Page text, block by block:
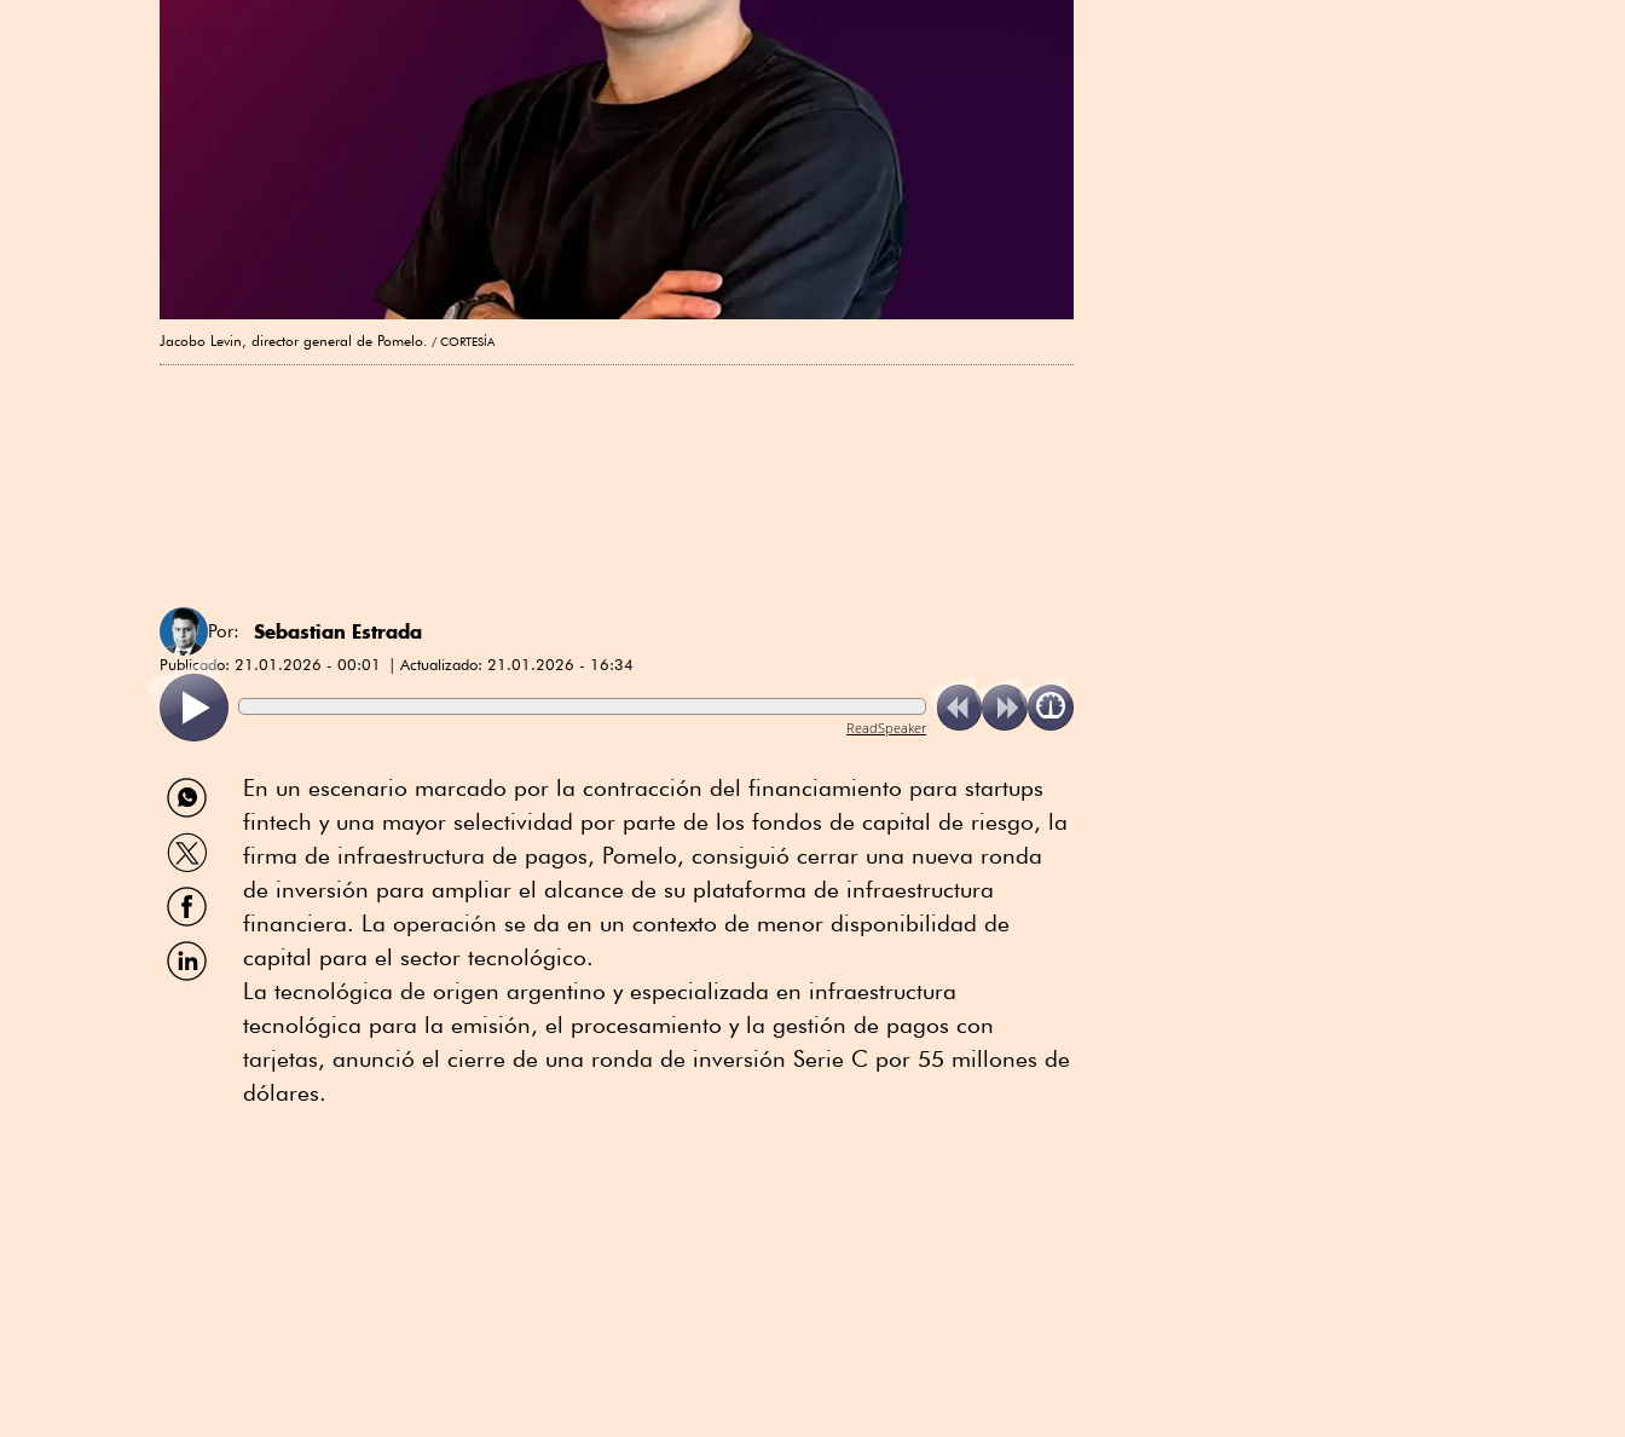
Jacobo Levin, director general de Pomelo. CORTESÍA
Por: Sebastian Estrada
Publicado: 21.01.2026 - 00:01 Actualizado: 21.01.2026 - 16:34
ReadSpeaker
Compartir
por
WhatsApp
Compartir
por
Twitter
Compartir
por
Facebook
Compartir
por
En un escenario marcado por la contracción del financiamiento para startups
fintech y una mayor selectividad por parte de los fondos de capital de riesgo, la
firma de infraestructura de pagos, Pomelo, consiguió cerrar una nueva ronda
de inversión para ampliar el alcance de su plataforma de infraestructura
financiera. La operación se da en un contexto de menor disponibilidad de
capital para el sector tecnológico.
La tecnológica de origen argentino y especializada en infraestructura
tecnológica para la emisión, el procesamiento y la gestión de pagos con
tarjetas, anunció el cierre de una ronda de inversión Serie C por 55 millones de
dólares.